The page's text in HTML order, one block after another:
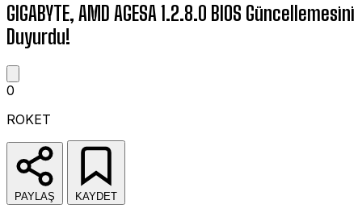
GIGABYTE, AMD AGESA 1.2.8.0 BIOS Güncellemesini
Duyurdu!
0
ROKET
PAYLAŞ KAYDET